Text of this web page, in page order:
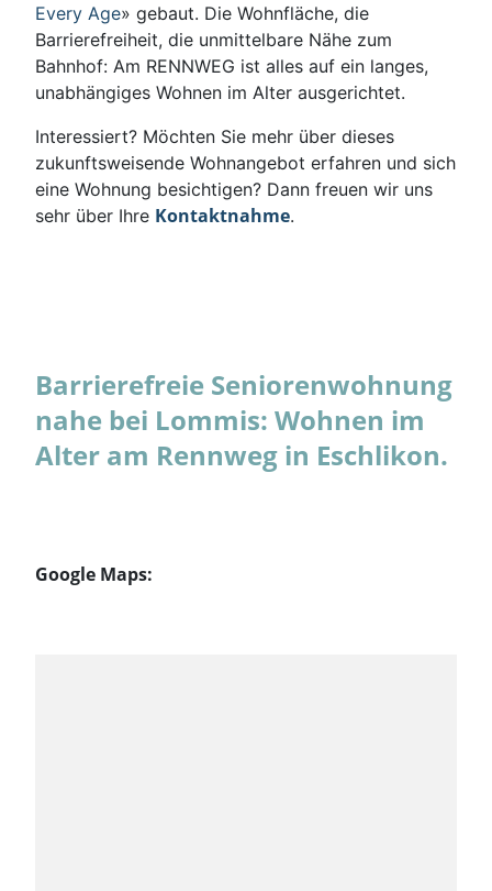
Every Age» gebaut. Die Wohnfläche, die
Barrierefreiheit, die unmittelbare Nähe zum
Bahnhof: Am RENNWEG ist alles auf ein langes,
unabhängiges Wohnen im Alter ausgerichtet.
Interessiert? Möchten Sie mehr über dieses
zukunftsweisende Wohnangebot erfahren und sich
eine Wohnung besichtigen? Dann freuen wir uns
sehr über Ihre Kontaktnahme.
Barrierefreie Seniorenwohnung
nahe bei Lommis: Wohnen im
Alter am Rennweg in Eschlikon.
Google Maps: